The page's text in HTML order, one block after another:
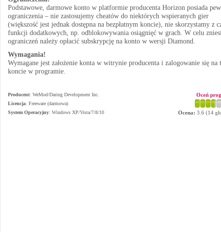
Podstawowe, darmowe konto w platformie producenta Horizon posiada
ograniczenia – nie zastosujemy cheatów do niektórych wspieranych gier
(większość jest jednak dostępna na bezpłatnym koncie), nie skorzystamy z
funkcji dodatkowych, np. odblokowywania osiągnięć w grach. W celu
ograniczeń należy opłacić subskrypcję na konto w wersji Diamond.
Wymagania!
Wymagane jest założenie konta w witrynie producenta i zalogowanie się na
koncie w programie.
Producent: WeMod/Daring Development Inc.
Licencja: Freeware (darmowa)
System Operacyjny: Windows XP/Vista/7/8/10
Oceń
Ocena: 3.6 (14